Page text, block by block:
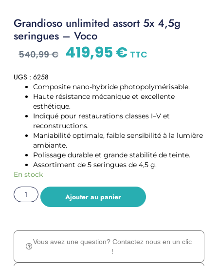
Grandioso unlimited assort 5x 4,5g
seringues – Voco
540,99€ 419,95€ TTC
UGS : 6258
Composite nano-hybride photopolymérisable.
Haute résistance mécanique et excellente
esthétique.
Indiqué pour restaurations classes I–V et
reconstructions.
Maniabilité optimale, faible sensibilité à la lumière
ambiante.
Polissage durable et grande stabilité de teinte.
Assortiment de 5 seringues de 4,5 g.
En stock
Ajouter au panier
Vous avez une question? Contactez nous en un clic
!